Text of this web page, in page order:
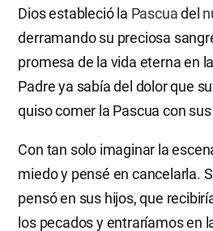
Dios estableció la Pascuadel
derramando su preciosa
promesa de la vida eterna en
Padre ya sabía del dolor que
quiso comer la Pascua con
Con tan solo imaginar la
miedo y pensé en cancelarla.
pensó en sus hijos, que
los pecados y entraríamos en